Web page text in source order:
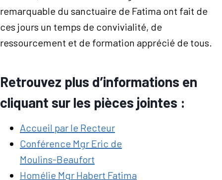
remarquable du sanctuaire de Fatima ont fait de
ces jours un temps de convivialité, de
ressourcement et de formation apprécié de tous.
Retrouvez plus d’informations en
cliquant sur les pièces jointes :
Accueil par le Recteur
Conférence Mgr Eric de
Moulins-Beaufort
Homélie Mgr Habert Fatima